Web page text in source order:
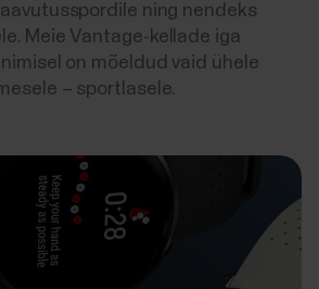
ning nendeks
Meie Vantage-kellade iga
on mõeldud vaid ühele
– sportlasele.